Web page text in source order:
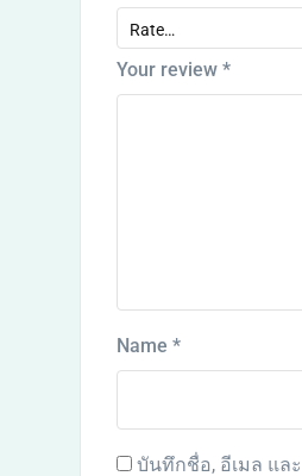
Your review *
Name *
บันทึกชื่อ, อีเมล แล